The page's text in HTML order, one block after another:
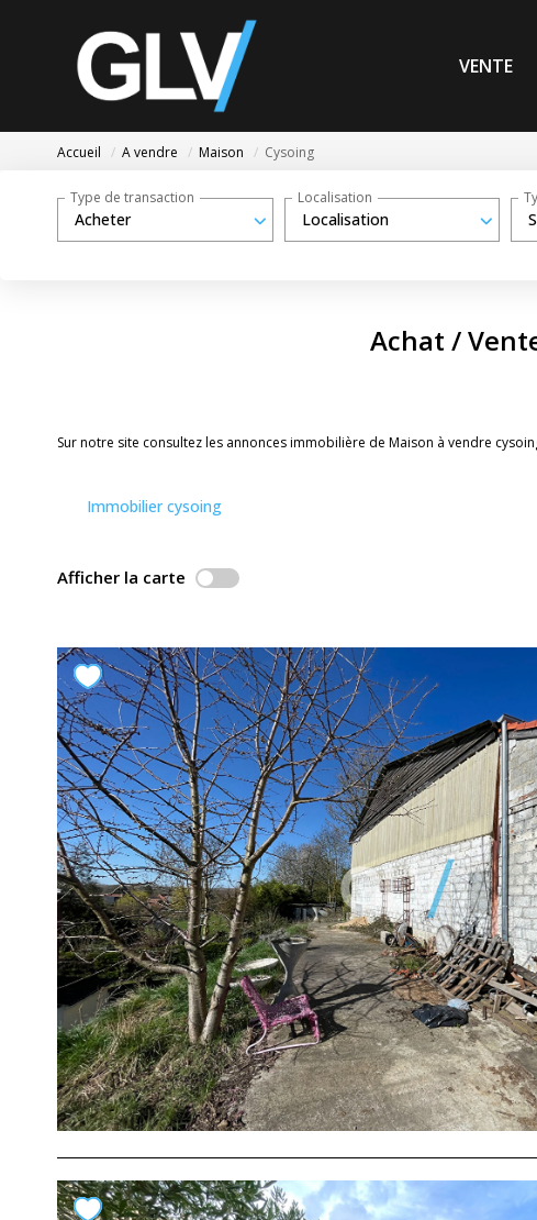
VENTE
Accueil A vendre Maison Cysoing
Acheter
Type de transaction
Localisation
Localisation
Achat /
Sur notre site consultez les annonces immobilière de Maison à vendre
Immobilier cysoing
Afficher la carte